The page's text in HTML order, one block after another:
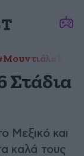
Στάδια
Μεξικό και
καλά τους